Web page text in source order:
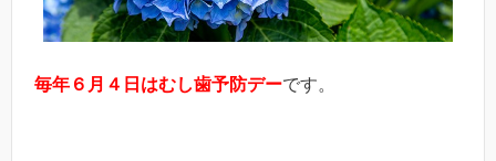
毎年６月４日はむし歯予防デーです。